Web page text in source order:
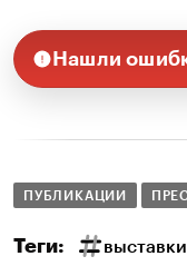
Нашли
ПУБЛИКАЦИИ
Теги: